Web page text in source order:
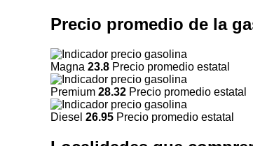
Precio promedio de la
Magna 23.8 Precio promedio estatal
Premium 28.32 Precio promedio estatal
Diesel 26.95 Precio promedio estatal